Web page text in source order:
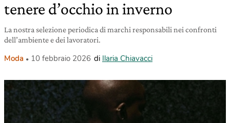
tenere d’occhio in inverno
La nostra selezione periodica di marchi responsabili nei confronti
dell’ambiente e dei lavoratori.
Moda 10 febbraio 2026 di Ilaria Chiavacci